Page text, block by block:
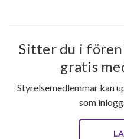
Sitter du i
gratis
Styrelsemedlemmar kan
som